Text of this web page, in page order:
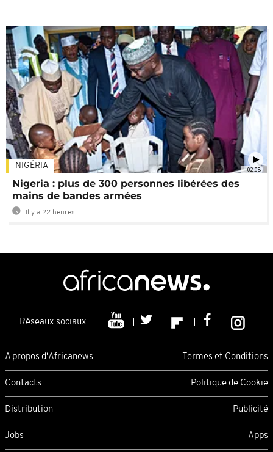
02:08
NIGÉRIA
Nigeria : plus de 300 personnes libérées des
mains de bandes armées
Il y a 22 heures
Réseaux sociaux
A propos d'Africanews Termes et Conditions
Contacts Politique de Cookie
Distribution Publicité
Jobs Apps